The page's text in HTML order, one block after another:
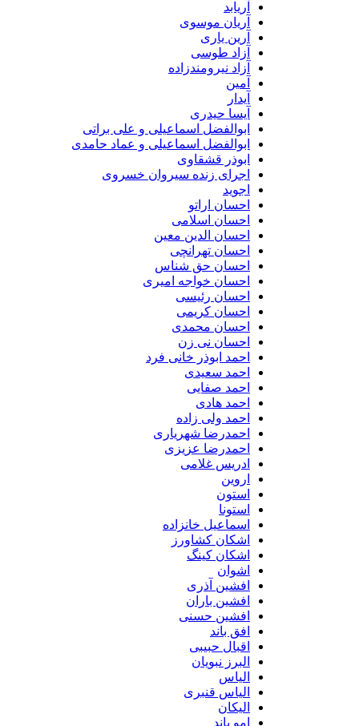
آریان موسوی
آرین یاری
آزاد طوسی
آزاد نیرومندزاده
آیسا حیدری
ابوالفضل اسماعیلی و علی براتی
ابوالفضل اسماعیلی و عماد حامدی
ابوذر قشقاوی
اجرای زنده سیروان خسروی
احسان اراتو
احسان اسلامی
احسان الدین معین
احسان تهرانچی
احسان حق شناس
احسان خواجه امیری
احسان رئیسی
احسان کریمی
احسان محمدی
احسان نی زن
احمد ابوذر خانی فرد
احمد سعیدی
احمد صفایی
احمد هادی
احمد ولی زاده
احمدرضا شهریاری
احمدرضا عزیزی
ادریس غلامی
اسماعیل خانزاده
اشکان کشاورز
اشکان کینگ
افشین آذری
افشین باران
افشین حسنی
افق باند
اقبال حبیبی
البرز نبویان
الیاس قنبرى
امو باند